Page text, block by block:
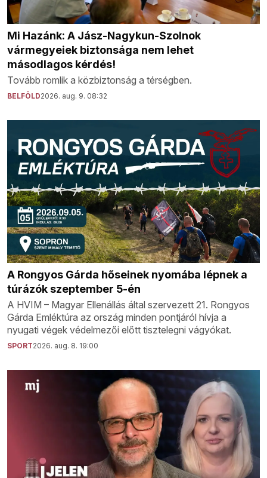
Mi Hazánk: A Jász-Nagykun-Szolnok
vármegyeiek biztonsága nem lehet
másodlagos kérdés!
Tovább romlik a közbiztonság a térségben.
BELFÖLD2026. aug. 9. 08:32
A Rongyos Gárda hőseinek nyomába lépnek a
túrázók szeptember 5-én
A HVIM – Magyar Ellenállás által szervezett 21. Rongyos
Gárda Emléktúra az ország minden pontjáról hívja a
nyugati végek védelmezői előtt tisztelegni vágyókat.
SPORT2026. aug. 8. 19:00